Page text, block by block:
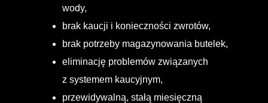
wody,
brak kaucji i konieczności zwrotów,
brak potrzeby magazynowania butelek,
eliminację problemów związanych
z systemem kaucyjnym,
przewidywalną, stałą miesięczną